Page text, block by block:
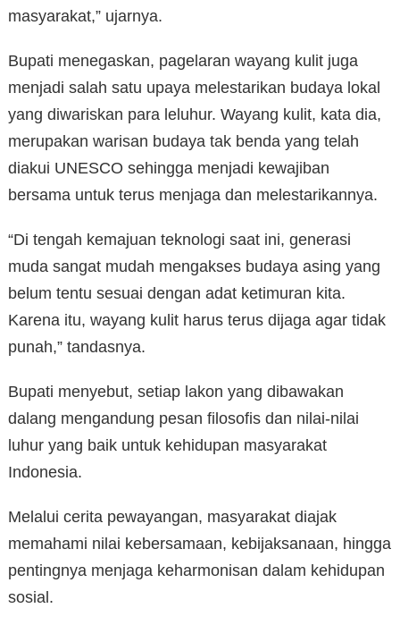
masyarakat,” ujarnya.
Bupati menegaskan, pagelaran wayang kulit juga
menjadi salah satu upaya melestarikan budaya lokal
yang diwariskan para leluhur. Wayang kulit, kata dia,
merupakan warisan budaya tak benda yang telah
diakui UNESCO sehingga menjadi kewajiban
bersama untuk terus menjaga dan melestarikannya.
“Di tengah kemajuan teknologi saat ini, generasi
muda sangat mudah mengakses budaya asing yang
belum tentu sesuai dengan adat ketimuran kita.
Karena itu, wayang kulit harus terus dijaga agar tidak
punah,” tandasnya.
Bupati menyebut, setiap lakon yang dibawakan
dalang mengandung pesan filosofis dan nilai-nilai
luhur yang baik untuk kehidupan masyarakat
Indonesia.
Melalui cerita pewayangan, masyarakat diajak
memahami nilai kebersamaan, kebijaksanaan, hingga
pentingnya menjaga keharmonisan dalam kehidupan
sosial.